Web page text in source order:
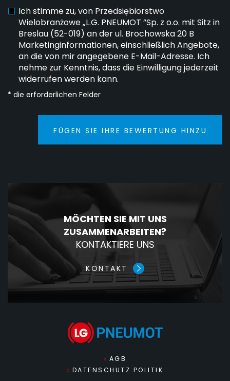
Ich stimme zu, von Przedsiębiorstwo
Wielobranżowe „L.G. PNEUMOT ”Sp. z o.o. mit Sitz in
Breslau (52-019) an der ul. Brochowska 20 B
Marketinginformationen, einschließlich Angebote,
an die von mir angegebene E-Mail-Adresse. Ich
nehme zur Kenntnis, dass die Einwilligung jederzeit
widerrufen werden kann.
* die erforderlichen Felder
FÜGEN SIE IHRE BEWERTUNG HINZU
MÖCHTEN SIE MIT UNS
ZUSAMMENARBEITEN?
KONTAKTIERE UNS
KONTAKT
AGB
DATENSCHUTZ POLITIK